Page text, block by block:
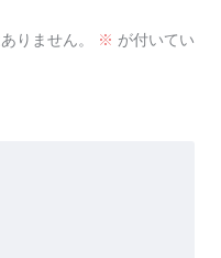
りません。 ※ が付いてい